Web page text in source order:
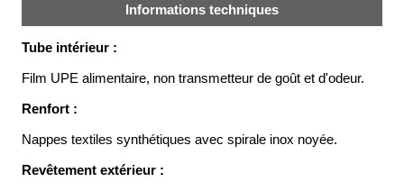
métaux
Fiches
métier
Carrières
et
béton
Informations techniques
Tube intérieur :
Film UPE alimentaire, non transmetteur de goût et d'odeur.
Renfort :
Nappes textiles synthétiques avec spirale inox noyée.
Revêtement extérieur :